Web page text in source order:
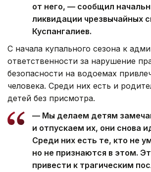
от него, — сообщил
ликвидации чрезвычайных
Куспангалиев.
С начала купального сезона к
ответственности за нарушение
безопасности на водоемах
человека. Среди них есть и
детей без присмотра.
— Мы делаем детям
и отпускаем их, они снова
Среди них есть те, кто не
но не признаются в этом.
привести к трагическим